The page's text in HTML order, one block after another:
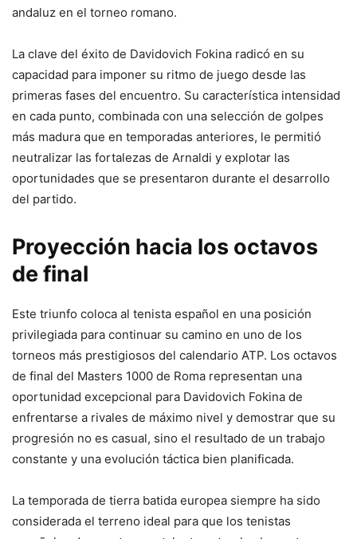
andaluz en el torneo romano.
La clave del éxito de Davidovich Fokina radicó en su
capacidad para imponer su ritmo de juego desde las
primeras fases del encuentro. Su característica intensidad
en cada punto, combinada con una selección de golpes
más madura que en temporadas anteriores, le permitió
neutralizar las fortalezas de Arnaldi y explotar las
oportunidades que se presentaron durante el desarrollo
del partido.
Proyección hacia los octavos
de final
Este triunfo coloca al tenista español en una posición
privilegiada para continuar su camino en uno de los
torneos más prestigiosos del calendario ATP. Los octavos
de final del Masters 1000 de Roma representan una
oportunidad excepcional para Davidovich Fokina de
enfrentarse a rivales de máximo nivel y demostrar que su
progresión no es casual, sino el resultado de un trabajo
constante y una evolución táctica bien planificada.
La temporada de tierra batida europea siempre ha sido
considerada el terreno ideal para que los tenistas